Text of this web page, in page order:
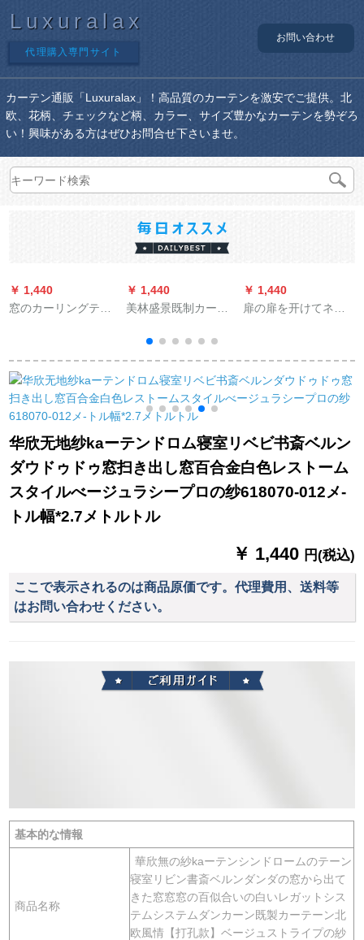
Luxuralax
代理購入専門サイト
お問い合わせ
カーテン通販「Luxuralax」！高品質のカーテンを激安でご提供。北
欧、花柄、チェックなど柄、カラー、サイズ豊かなカーテンを勢ぞろ
い！興味がある方はぜひお問合せ下さいませ。
￥ 1,440
窓のカーリングテー
窓から出て寝室の半
遮光の白い紗カータ
ーテンのレインショ
ートカーンは伸び縮
み棒（1.15-1.75メー
トル）の糸2.6幅*1.7
高（単開式）を配合
しています。
￥ 1,440
美林盛景既制カーン
グテ地中海リング寝
室出窓扫き出し窓简
韵-119布-カレン色打
孔加工(ナノリングリ
ング送り)/一メトール
価格格
￥ 1,440
扉の扉を开けてネテ
ーテ姫系ホテルテル
テルテルの寝室のビ
ンガー遮光カーテテ
グリングリングリン
グリングリングリン
グリングリングリン
グリングリングリン
华欣无地纱kaーテンドロム寝室リベビ书斎ベルン
ダウドゥドゥ窓扫き出し窓百合金白色レストーム
スタイルべージュラシープロの纱618070-012メ-
トル幅*2.7メトルトル
￥ 1,440 円(税込)
ここで表示されるのは商品原価です。代理費用、送料等
はお問い合わせください。
基本的な情報
商品名称
華欣無の紗kaーテンシンドロームのテーン
寝室リビン書斎ベルンダンダの窓から出て
きた窓窓窓の百似合いの白いレガットシス
テムシステムダンカーン既製カーテーン北
欧風情【打孔款】ベージュストライプの紗